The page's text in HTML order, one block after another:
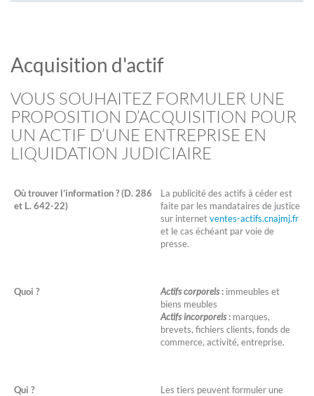
Acquisition d'actif
VOUS SOUHAITEZ FORMULER UNE
PROPOSITION D’ACQUISITION POUR
UN ACTIF D’UNE ENTREPRISE EN
LIQUIDATION JUDICIAIRE
Où trouver l’information ? (D. 286
et L. 642-22)
La publicité des actifs à céder est
faite par les mandataires de justice
sur internetventes-actifs.cnajmj.fr
et le cas échéant par voie de
presse.
Quoi ? Actifs corporels: immeubles et
biens meubles
Actifs incorporels: marques,
brevets, fichiers clients, fonds de
commerce, activité, entreprise.
Qui ?
Les tiers peuvent formuler une